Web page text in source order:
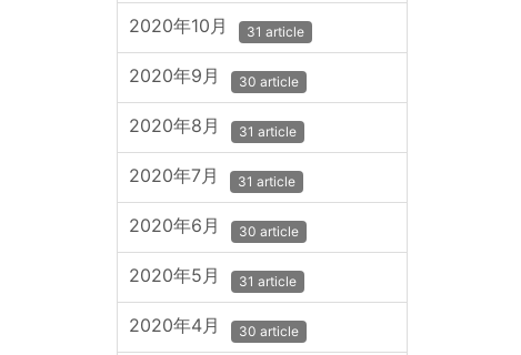
2020年10月 31 article
2020年9月 30 article
2020年8月 31 article
2020年7月 31 article
2020年6月 30 article
2020年5月 31 article
2020年4月 30 article